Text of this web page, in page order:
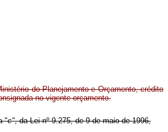
do Planejamento e Orçamento, crédito
no vigente orçamento.
"c", da Lei nº 9.275, de 9 de maio de 1996,